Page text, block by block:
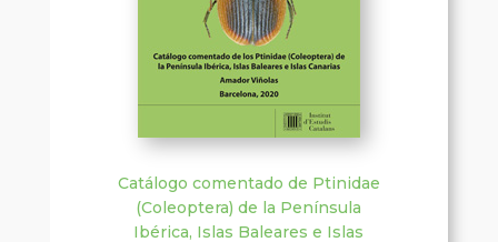
Catálogo comentado de Ptinidae
(Coleoptera) de la Península
Ibérica, Islas Baleares e Islas